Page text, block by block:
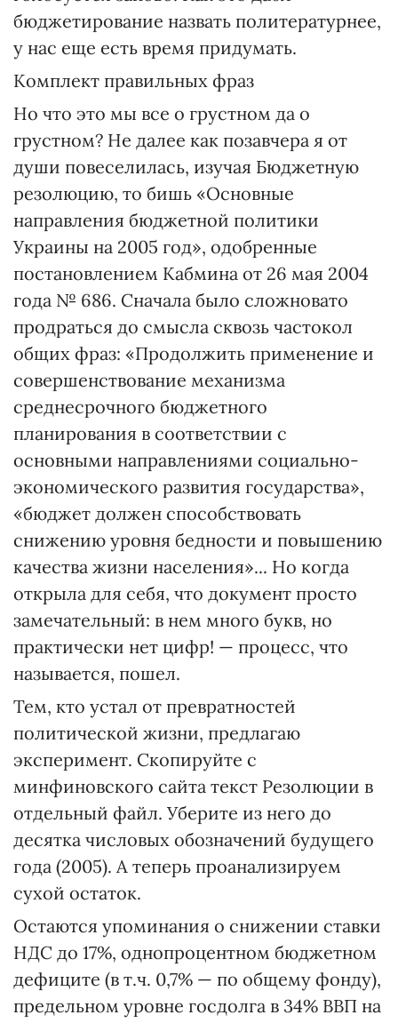
бюджетирование назвать политературнее,
у нас еще есть время придумать.
Комплект правильных фраз
Но что это мы все о грустном да о
грустном? Не далее как позавчера я от
души повеселилась, изучая Бюджетную
резолюцию, то бишь «Основные
направления бюджетной политики
Украины на 2005 год», одобренные
постановлением Кабмина от 26 мая 2004
года № 686. Сначала было сложновато
продраться до смысла сквозь частокол
общих фраз: «Продолжить применение и
совершенствование механизма
среднесрочного бюджетного
планирования в соответствии с
основными направлениями социально-
экономического развития государства»,
«бюджет должен способствовать
снижению уровня бедности и повышению
качества жизни населения»... Но когда
открыла для себя, что документ просто
замечательный: в нем много букв, но
практически нет цифр! — процесс, что
называется, пошел.
Тем, кто устал от превратностей
политической жизни, предлагаю
эксперимент. Скопируйте с
минфиновского сайта текст Резолюции в
отдельный файл. Уберите из него до
десятка числовых обозначений будущего
года (2005). А теперь проанализируем
сухой остаток.
Остаются упоминания о снижении ставки
НДС до 17%, однопроцентном бюджетном
дефиците (в т.ч. 0,7% — по общему фонду),
предельном уровне госдолга в 34% ВВП на